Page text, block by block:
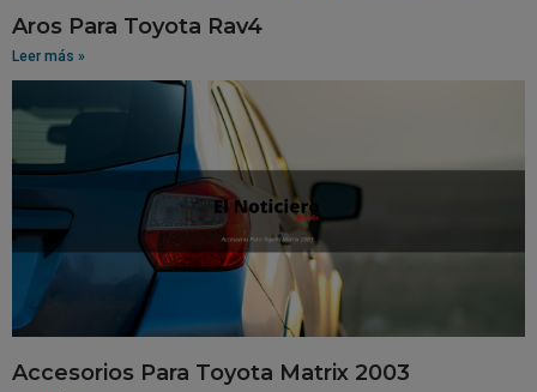
Aros Para Toyota Rav4
Leer más »
Accesorios Para Toyota Matrix 2003